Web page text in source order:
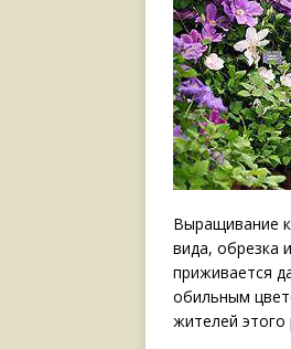
Выращивание
вида, обрезка
приживается
обильным
жителей этого